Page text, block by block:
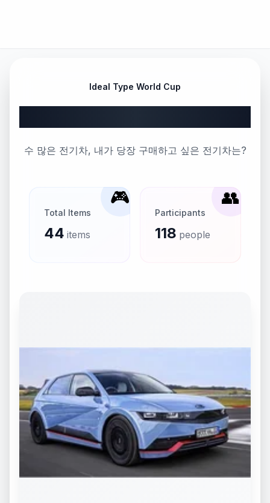
Ideal Type World Cup
수 많은 전기차, 내가 당장 구매하고 싶은 전기차는?
🎮
Total Items
44 items
👥
Participants
118 people